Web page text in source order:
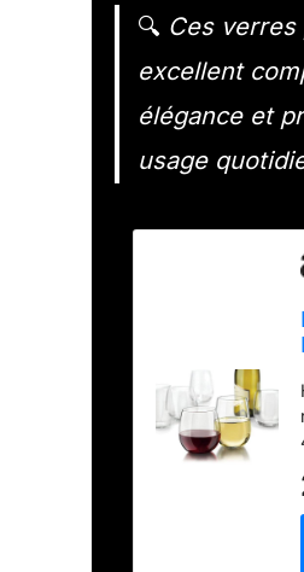
🔍 Ces
excellent
élégance et
usage